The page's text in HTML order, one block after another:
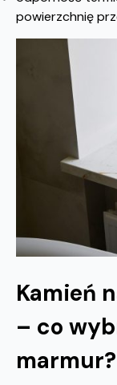
powierzchnię
Kamień
– co
marmur?